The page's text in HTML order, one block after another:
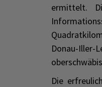
ermittelt.
Donau-Iller-
Die